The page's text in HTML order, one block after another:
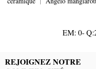
EM: 0-
REJOIGNEZ NOTRE